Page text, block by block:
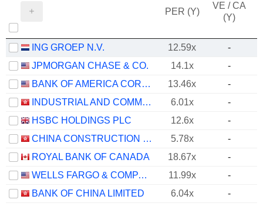
PER (Y)
VE / CA
(Y)
ING GROEP N.V. 12.59x
-
JPMORGAN CHASE & CO.
14.1x
-
BANK OF AMERICA CORPORATION
13.46x
-
INDUSTRIAL AND COMMERCIAL BANK OF CHINA LIMITED
6.01x
-
HSBC HOLDINGS PLC
12.6x
-
CHINA CONSTRUCTION BANK CORPORATION
5.78x
-
ROYAL BANK OF CANADA
18.67x
-
WELLS FARGO & COMPANY
11.99x
-
BANK OF CHINA LIMITED
6.04x
-